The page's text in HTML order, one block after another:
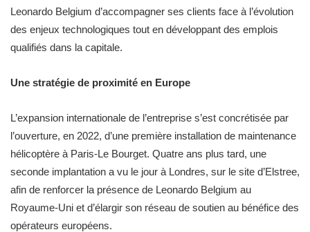
Leonardo Belgium d’accompagner ses clients face à l’évolution
des enjeux technologiques tout en développant des emplois
qualifiés dans la capitale.
Une stratégie de proximité en Europe
L’expansion internationale de l’entreprise s’est concrétisée par
l’ouverture, en 2022, d’une première installation de maintenance
hélicoptère à Paris-Le Bourget. Quatre ans plus tard, une
seconde implantation a vu le jour à Londres, sur le site d’Elstree,
afin de renforcer la présence de Leonardo Belgium au
Royaume-Uni et d’élargir son réseau de soutien au bénéfice des
opérateurs européens.